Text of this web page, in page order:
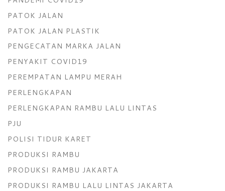
PATOK JALAN
PATOK JALAN PLASTIK
PENGECATAN MARKA JALAN
PENYAKIT COVID19
PEREMPATAN LAMPU MERAH
PERLENGKAPAN
PERLENGKAPAN RAMBU LALU LINTAS
PJU
POLISI TIDUR KARET
PRODUKSI RAMBU
PRODUKSI RAMBU JAKARTA
PRODUKSI RAMBU LALU LINTAS JAKARTA